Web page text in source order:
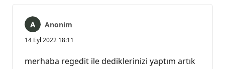
Anonim
14 Eyl 2022 18:11
merhaba regedit ile dediklerinizi yaptım artık